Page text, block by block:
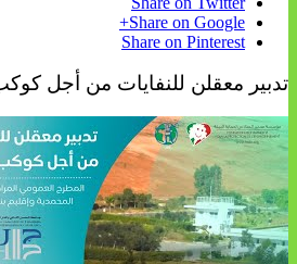
Share on Google+
Share on Pinterest
تدبير معقلن للنفايات من أجل